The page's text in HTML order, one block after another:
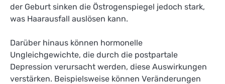
der Geburt sinken die Östrogenspiegel jedoch stark,
was Haarausfall auslösen kann.
Darüber hinaus können hormonelle
Ungleichgewichte, die durch die postpartale
Depression verursacht werden, diese Auswirkungen
verstärken. Beispielsweise können Veränderungen